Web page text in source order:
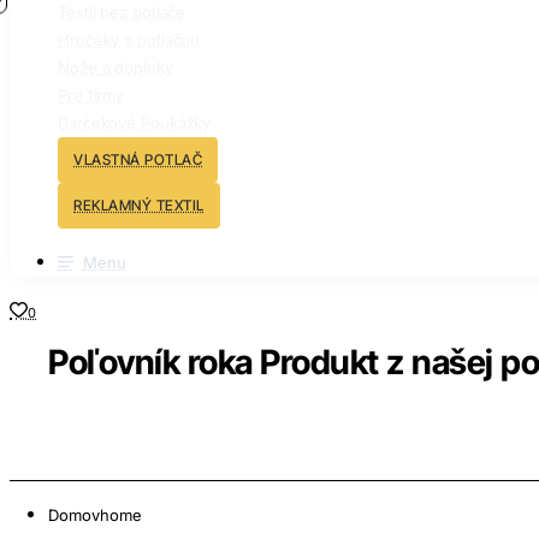
VLASTNÁ POTLAČ
REKLAMNÝ TEXTIL
Menu
0
Poľovník roka Produkt z našej
Domovhome